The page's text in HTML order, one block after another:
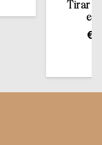
Tirar a
estante
13,50